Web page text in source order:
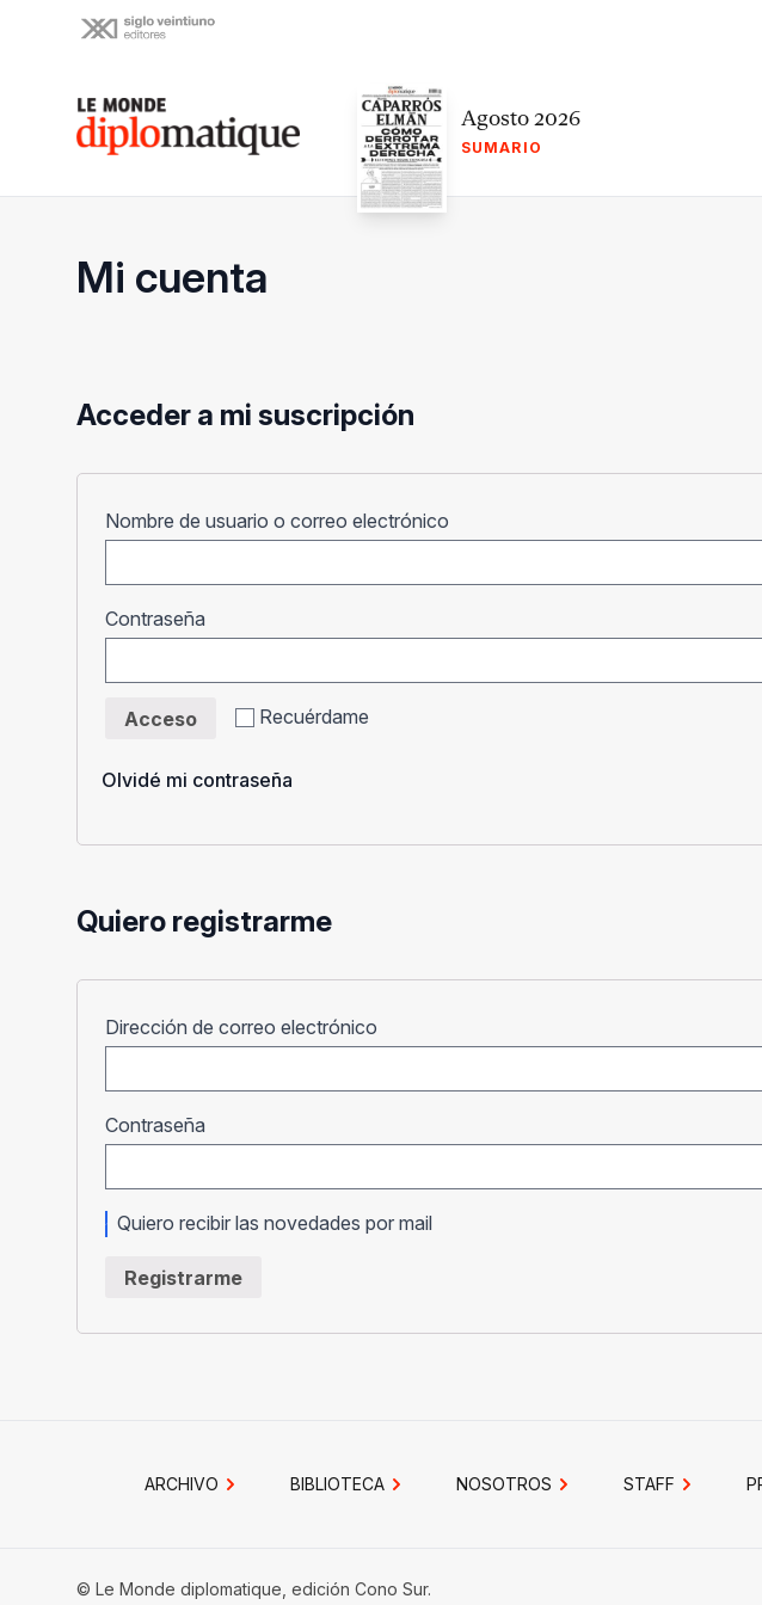
Le monde diplomatique Agosto 2026
SUMARIO
Mi cuenta
Acceder a mi suscripción
Nombre de usuario o correo electrónico
Contraseña
Recuérdame
Acceso
Olvidé mi contraseña
Quiero registrarme
Dirección de correo electrónico
Contraseña
Quiero recibir las novedades por mail
Registrarme
ARCHIVO BIBLIOTECA NOSOTROS STAFF
© Le Monde diplomatique, edición Cono Sur.